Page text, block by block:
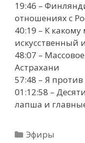
19:46 –
отношениях с
40:19 – К
искусственный
48:07 –
Астрахани
57:48 – Я
01:12:58 –
лапша и
Рубрики
Эфиры